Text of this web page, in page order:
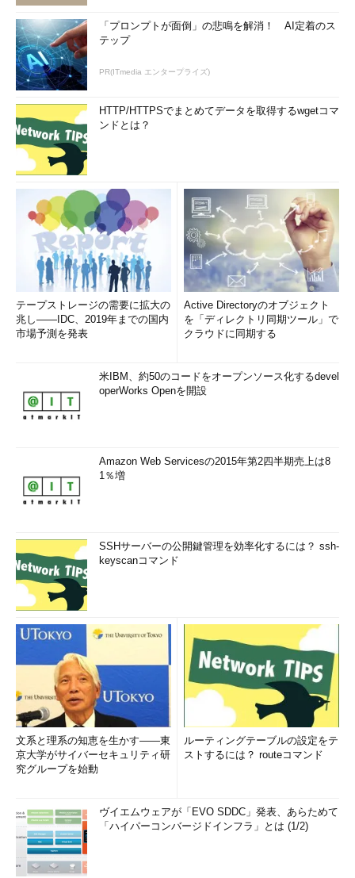
「プロンプトが面倒」の悲鳴を解消！ AI定着のス
テップ
PR(ITmedia エンタープライズ)
HTTP/HTTPSでまとめてデータを取得するwgetコマ
ンドとは？
テープストレージの需要に拡大の
兆し――IDC、2019年までの国内
市場予測を発表
Active Directoryのオブジェクト
を「ディレクトリ同期ツール」で
クラウドに同期する
米IBM、約50のコードをオープンソース化するdevel
operWorks Openを開設
Amazon Web Servicesの2015年第2四半期売上は8
1％増
SSHサーバーの公開鍵管理を効率化するには？ ssh-
keyscanコマンド
文系と理系の知恵を生かす――東
京大学がサイバーセキュリティ研
究グループを始動
ルーティングテーブルの設定をテ
ストするには？ routeコマンド
ヴイエムウェアが「EVO SDDC」発表、あらためて
「ハイパーコンバージドインフラ」とは (1/2)